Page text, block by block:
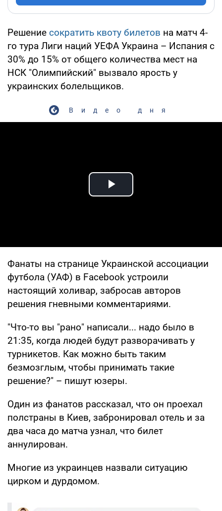
Решение сократить квоту билетов на матч 4-
го тура Лиги наций УЕФА Украина – Испания с
30% до 15% от общего количества мест на
НСК "Олимпийский" вызвало ярость у
украинских болельщиков.
Видео дня
Play Video
Фанаты на странице Украинской ассоциации
футбола (УАФ) в Facebook устроили
настоящий холивар, забросав авторов
решения гневными комментариями.
"Что-то вы "рано" написали... надо было в
21:35, когда людей будут разворачивать у
турникетов. Как можно быть таким
безмозглым, чтобы принимать такие
решение?" – пишут юзеры.
Один из фанатов рассказал, что он проехал
полстраны в Киев, забронировал отель и за
два часа до матча узнал, что билет
аннулирован.
Многие из украинцев назвали ситуацию
цирком и дурдомом.